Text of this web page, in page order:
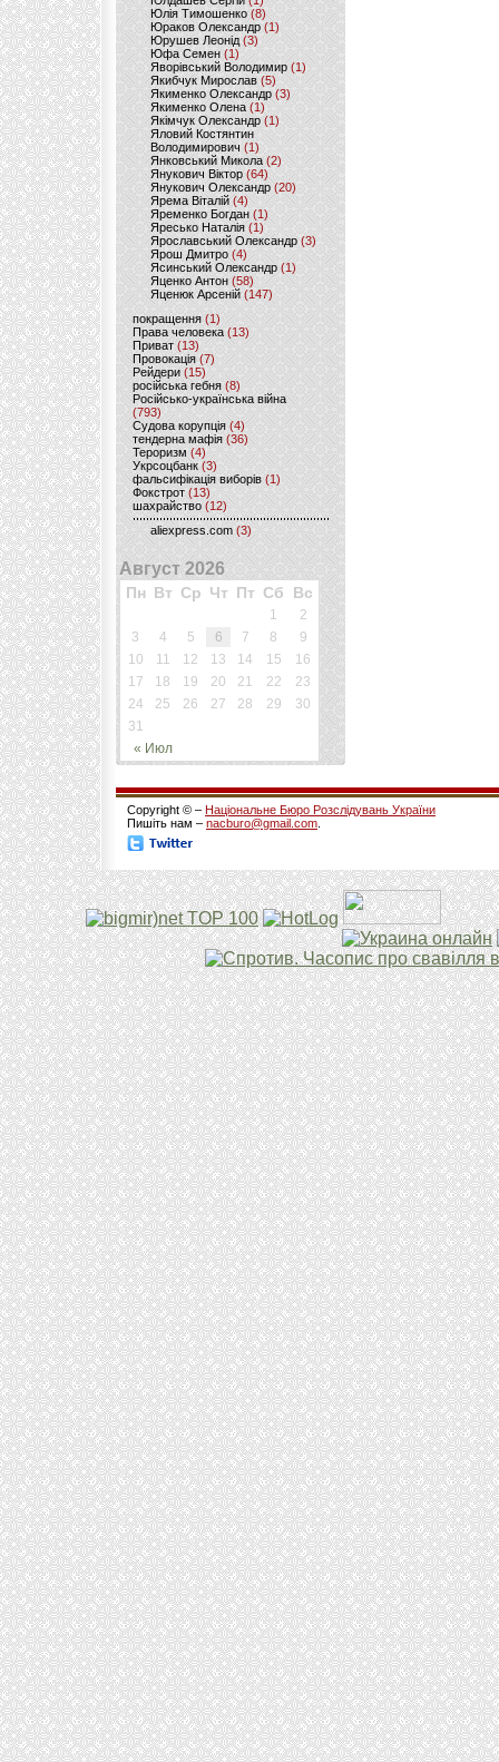
Юлія Тимошенко (8)
Юраков Олександр (1)
Юрушев Леонід (3)
Юфа Семен (1)
Яворівський Володимир (1)
Якибчук Мирослав (5)
Якименко Олександр (3)
Якименко Олена(1)
Якімчук Олександр (1)
Яловий Костянтин
Володимирович (1)
Янковський Микола(2)
Янукович Віктор (64)
Янукович Олександр(20)
Ярема Віталій(4)
Яременко Богдан(1)
Яресько Наталія(1)
Ярославський Олександр (3)
Ярош Дмитро (4)
Ясинський Олександр (1)
Яценко Антон(58)
Яценюк Арсеній (147)
покращення (1)
Права человека(13)
Приват (13)
Провокація (7)
Рейдери (15)
російська гебня (8)
Російсько-українська війна
(793)
Судова корупція (4)
тендерна мафія (36)
Тероризм (4)
Укрсоцбанк (3)
фальсифікація виборів (1)
Фокстрот(13)
шахрайство (12)
aliexpress.com (3)
Август 2026
Пн Вт Ср Чт Пт Сб Вс
« Июл
1
2
3
4 5 6 7 8
9
10
11 12 13 14 15
16
17
18 19 20 21 22
23
24
25 26 27 28 29
30
31
Copyright © – Національне Бюро Розслідувань України
Пишіть нам – nacburo@gmail.com